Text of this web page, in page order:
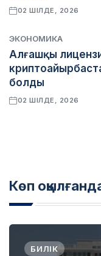
02 ШІЛДЕ, 2026
ЭКОНОМИКА
Алғашқы
болды
02 ШІЛДЕ, 2026
Көп
БИЛІК